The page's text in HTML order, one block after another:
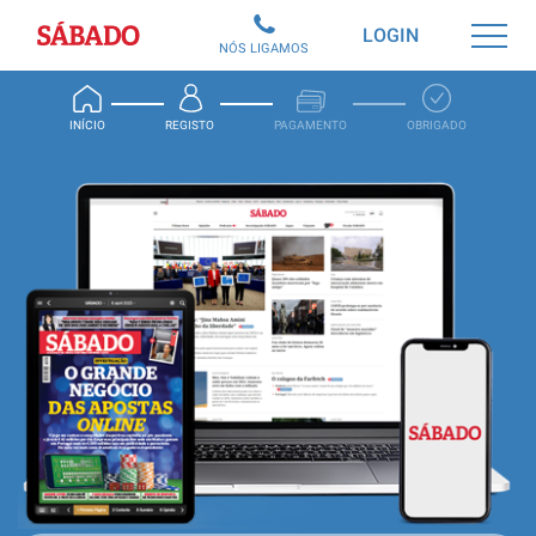
Sábado
INÍCIO REGISTO PAGAMENTO OBRIGADO
LOGIN
NÓS LIGAMOS